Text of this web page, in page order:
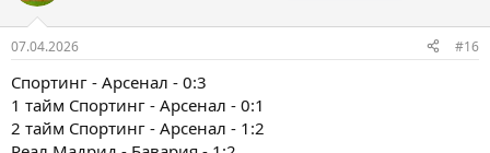
07.04.2026 #16
Спортинг - Арсенал - 0:3
1 тайм Спортинг - Арсенал - 0:1
2 тайм Спортинг - Арсенал - 1:2